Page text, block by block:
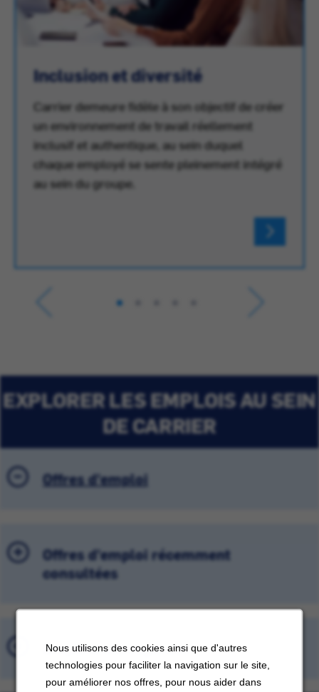
Nous utilisons des cookies ainsi que d'autres
technologies pour faciliter la navigation sur le site,
pour améliorer nos offres, pour nous aider dans
Inclusion et diversité
Carrier demeure fidèle à son objectif de créer
un environnement de travail réellement
inclusif et authentique, au sein duquel
chaque employé se sente pleinement intégré
au sein du groupe.
EXPLORER LES EMPLOIS AU SEIN
DE CARRIER
Offres d'emploi
Offres d'emploi récemment
consultées
Emplois sauvegardés